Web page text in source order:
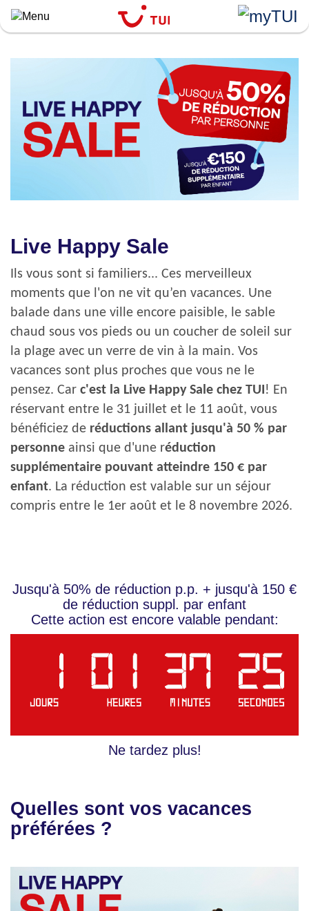
Aller
Live Happy Sale
Ils vous sont si familiers... Ces merveilleux
moments que l'on ne vit qu’en vacances. Une
balade dans une ville encore paisible, le sable
chaud sous vos pieds ou un coucher de soleil sur
la plage avec un verre de vin à la main. Vos
vacances sont plus proches que vous ne le
pensez. Car c'est la Live Happy Sale chez TUI! En
réservant entre le 31 juillet et le 11 août, vous
bénéficiez de réductions allant jusqu'à 50 % par
personne ainsi que d'une réduction
supplémentaire pouvant atteindre 150 € par
enfant. La réduction est valable sur un séjour
compris entre le 1er août et le 8 novembre 2026.
Jusqu'à 50% de réduction p.p. + jusqu'à 150 €
de réduction suppl. par enfant
Cette action est encore valable pendant:
Ne tardez plus!
Quelles sont vos vacances
préférées ?